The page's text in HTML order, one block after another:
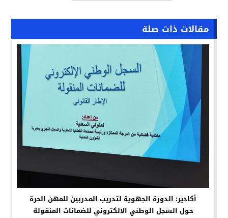
مقالات ذات صلة
أكادير: الدورة الجهوية لتدريب المدربين للمهن الحرة
حول السجل الوطني الالكتروني للضمانات المنقولة